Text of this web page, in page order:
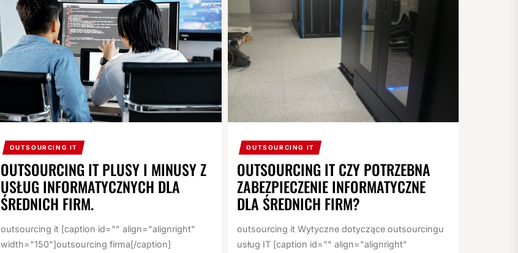
OUTSOURCING IT
OUTSOURCING IT PLUSY I MINUSY Z
USŁUG INFORMATYCZNYCH DLA
ŚREDNICH FIRM.
outsourcing it [caption id="" align="alignright"
width="150"]outsourcing firma[/caption]
OUTSOURCING IT
OUTSOURCING IT CZY POTRZEBNA
ZABEZPIECZENIE INFORMATYCZNE
DLA ŚREDNICH FIRM?
outsourcing it Wytyczne dotyczące outsourcingu
usług IT [caption id="" align="alignright"